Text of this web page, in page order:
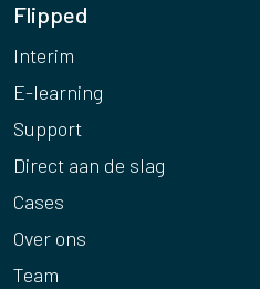
Flipped
Interim
E-learning
Support
Direct aan de slag
Cases
Over ons
Team